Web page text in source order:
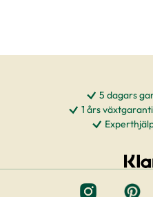
5 dagars
1 års